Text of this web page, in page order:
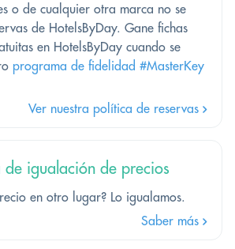
o de cualquier otra marca no se
de HotelsByDay. Gane fichas
en HotelsByDay cuando se
programa de fidelidad #MasterKey
Ver nuestra política de reservas
igualación de precios
en otro lugar? Lo igualamos.
Saber más